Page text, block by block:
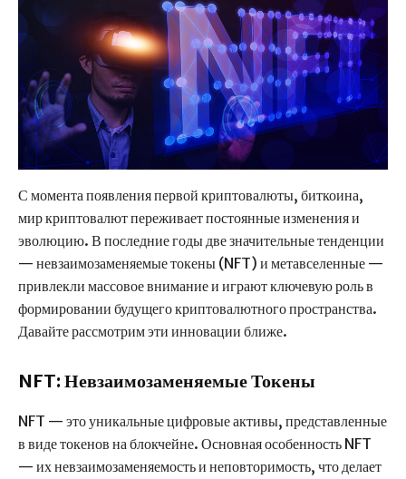
С момента появления первой криптовалюты, биткоина,
мир криптовалют переживает постоянные изменения и
эволюцию. В последние годы две значительные тенденции
— невзаимозаменяемые токены (NFT) и метавселенные —
привлекли массовое внимание и играют ключевую роль в
формировании будущего криптовалютного пространства.
Давайте рассмотрим эти инновации ближе.
NFT: Невзаимозаменяемые Токены
NFT — это уникальные цифровые активы, представленные
в виде токенов на блокчейне. Основная особенность NFT
— их невзаимозаменяемость и неповторимость, что делает